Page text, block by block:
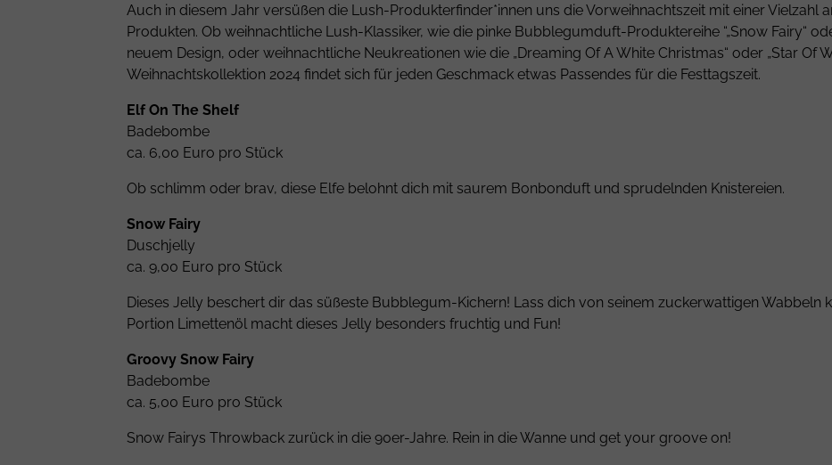
Auch in diesem Jahr versüßen die Lush-Produkterfinder*innen uns die Vorweihnachtszeit mit einer Vielzahl
Produkten. Ob weihnachtliche Lush-Klassiker, wie die pinke Bubblegumduft-Produktereihe “„Snow Fairy“
neuem Design, oder weihnachtliche Neukreationen wie die „Dreaming Of A White Christmas“ oder „Star Of
Weihnachtskollektion 2024 findet sich für jeden Geschmack etwas Passendes für die Festtagszeit.
Elf On The Shelf
Badebombe
ca. 6,00 Euro pro Stück
Ob schlimm oder brav, diese Elfe belohnt dich mit saurem Bonbonduft und sprudelnden Knistereien.
Snow Fairy
Duschjelly
ca. 9,00 Euro pro Stück
Dieses Jelly beschert dir das süßeste Bubblegum-Kichern! Lass dich von seinem zuckerwattigen Wabbeln
Portion Limettenöl macht dieses Jelly besonders fruchtig und Fun!
Groovy Snow Fairy
Badebombe
ca. 5,00 Euro pro Stück
Snow Fairys Throwback zurück in die 90er-Jahre. Rein in die Wanne und get your groove on!